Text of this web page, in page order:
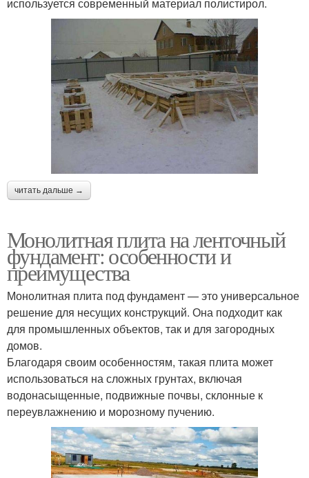
используется современный материал полистирол.
читать дальше →
Монолитная плита на ленточный
фундамент: особенности и
преимущества
Монолитная плита под фундамент — это универсальное
решение для несущих конструкций. Она подходит как
для промышленных объектов, так и для загородных
домов.
Благодаря своим особенностям, такая плита может
использоваться на сложных грунтах, включая
водонасыщенные, подвижные почвы, склонные к
переувлажнению и морозному пучению.